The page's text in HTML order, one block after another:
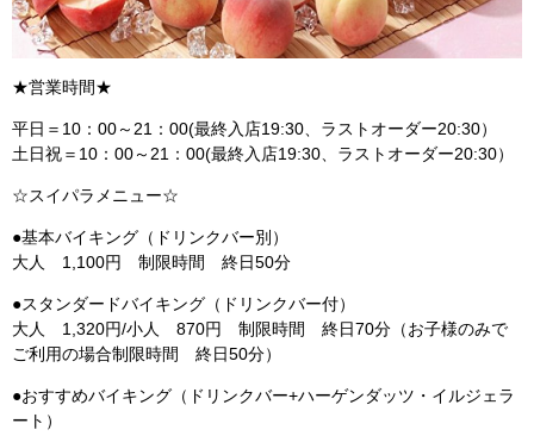
★営業時間★
平日＝10：00～21：00(最終入店19:30、ラストオーダー20:30）
土日祝＝10：00～21：00(最終入店19:30、ラストオーダー20:30）
☆スイパラメニュー☆
●基本バイキング（ドリンクバー別）
大人 1,100円 制限時間 終日50分
●スタンダードバイキング（ドリンクバー付）
大人 1,320円/小人 870円 制限時間 終日70分（お子様のみで
ご利用の場合制限時間 終日50分）
●おすすめバイキング（ドリンクバー+ハーゲンダッツ・イルジェラ
ート）